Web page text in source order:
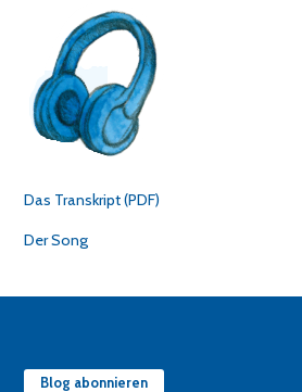
Das Transkript (PDF)
Der Song
Blog abonnieren